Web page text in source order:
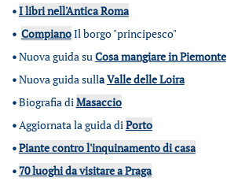
•I libri nell'Antica Roma
• CompianoIl borgo "principesco"
•Nuova guida suCosa mangiare in Piemonte
•Nuova guida sullaValle delle Loira
•Biografia diMasaccio
•Aggiornata la guida diPorto
•Piante contro l'inquinamento di casa
• 70 luoghi da visitare a Praga